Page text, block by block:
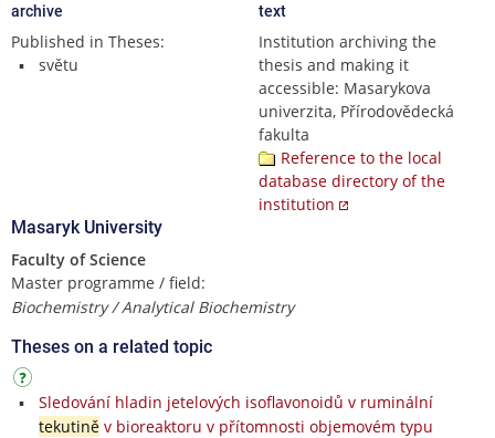
archive
Published in Theses:
světu
text
Institution archiving the
thesis and making it
accessible: Masarykova
univerzita, Přírodovědecká
fakulta
Reference to the local
database directory of the
institution
Masaryk University
Faculty of Science
Master programme / field:
Biochemistry / Analytical Biochemistry
Theses on a related topic
Sledování hladin jetelových isoflavonoidů v ruminální
tekutiněv bioreaktoru v přítomnosti objemovém typu